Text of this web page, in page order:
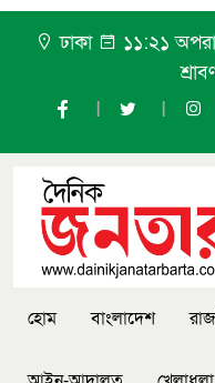
ঢাকা
১১:২১
হোম বাংলাদেশ